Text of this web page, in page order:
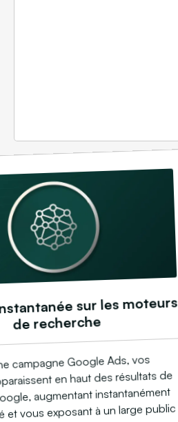
sur les moteurs
de recherche
campagne Google Ads, vos
en haut des résultats de
augmentant instantanément
et vous exposant à un large public